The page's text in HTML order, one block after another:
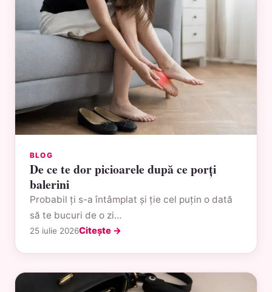
BLOG
De ce te dor picioarele după ce porți
balerini
Probabil ți s-a întâmplat și ție cel puțin o dată
să te bucuri de o zi…
25 iulie 2026Citește →